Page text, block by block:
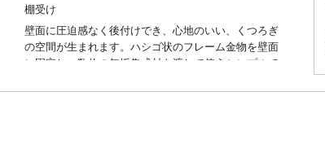
棚受け
壁面に圧迫感なく後付けでき、心地のいい、くつろぎ
の空間が生まれます。ハシゴ状のフレーム金物を壁面
に固定し、数枚の無垢集成材を渡して使うシンプルで